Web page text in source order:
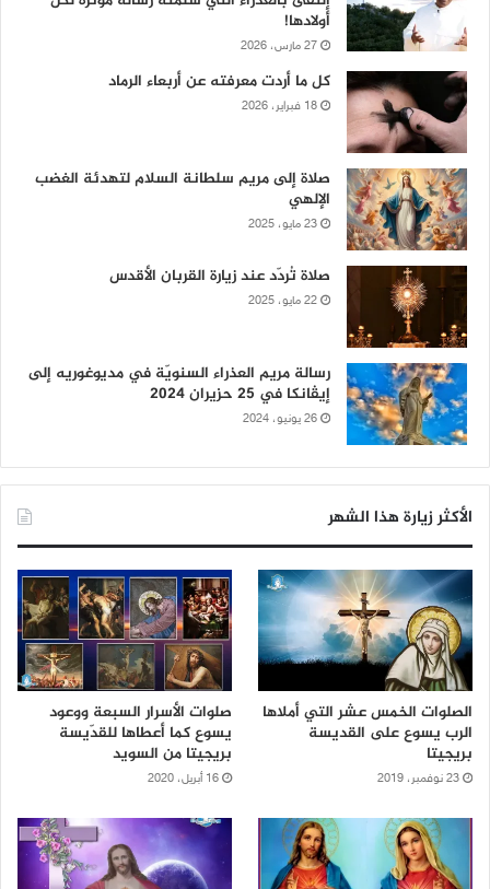
أولادها!
27 مارس، 2026
كل ما أردت معرفته عن أربعاء الرماد
18 فبراير، 2026
صلاة إلى مريم سلطانة السلام لتهدئة الغضب
الإلهي
23 مايو، 2025
صلاة تُردّد عند زيارة القربان الأقدس
22 مايو، 2025
رسالة مريم العذراء السنويّة في مديوغوريه إلى
إيڤانكا في 25 حزيران 2024
26 يونيو، 2024
الأكثر زيارة هذا الشهر
الصلوات الخمس عشر التي أملاها
الرب يسوع على القديسة
بريجيتا
23 نوفمبر، 2019
صلوات الأسرار السبعة ووعود
يسوع كما أعطاها للقدّيسة
بريجيتا من السويد
16 أبريل، 2020